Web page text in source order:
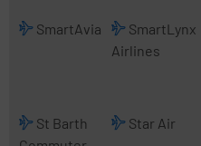
SmartAvia
SmartLynx
Airlines
St Barth
Star Air